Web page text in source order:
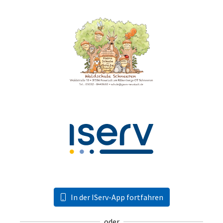
In der IServ-App fortfahren